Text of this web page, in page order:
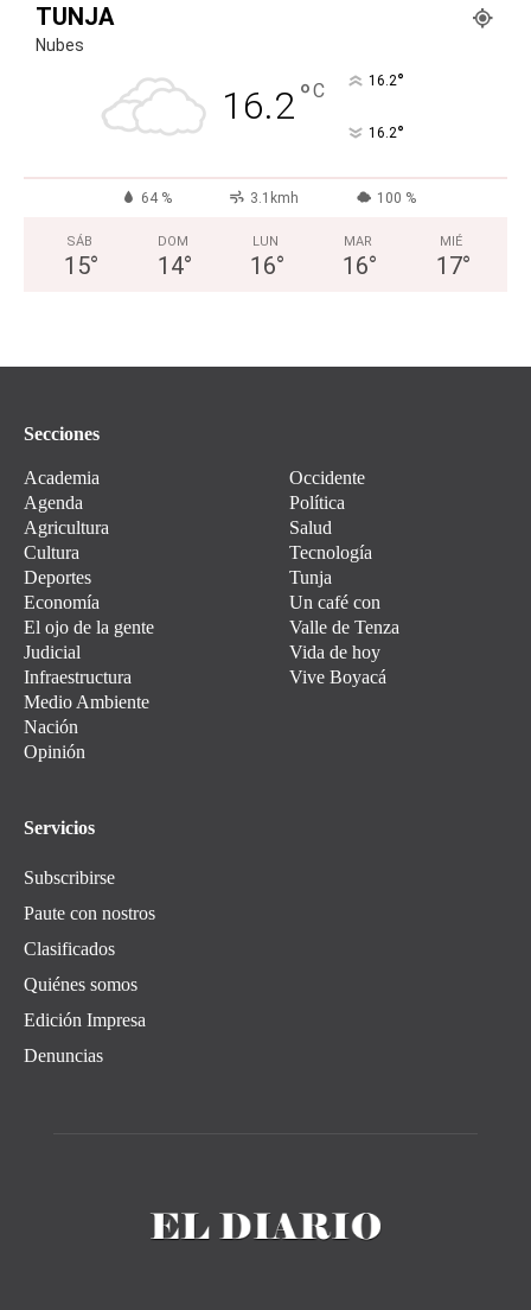
TUNJA
Nubes
16.2°C 16.2°
16.2°
64 % 3.1kmh 100 %
SÁB
15°
DOM
14°
LUN
16°
MAR
16°
MIÉ
17°
Secciones
Academia
Agenda
Agricultura
Cultura
Deportes
Economía
El ojo de la gente
Judicial
Infraestructura
Medio Ambiente
Nación
Opinión
Occidente
Política
Salud
Tecnología
Tunja
Un café con
Valle de Tenza
Vida de hoy
Vive Boyacá
Servicios
Subscribirse
Paute con nostros
Clasificados
Quiénes somos
Edición Impresa
Denuncias